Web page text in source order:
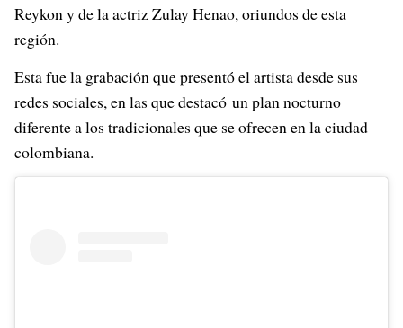
Reykon y de la actriz Zulay Henao, oriundos de esta
región.
Esta fue la grabación que presentó el artista desde sus
redes sociales, en las que destacó un plan nocturno
diferente a los tradicionales que se ofrecen en la ciudad
colombiana.